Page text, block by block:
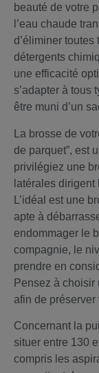
beauté de votre
l’eau chaude
d’éliminer
détergents
une efficacité
s’adapter à tous
être muni d’un
La brosse de
de parquet”, est
privilégiez une
latérales
L’idéal est une
apte à
endommager le
compagnie, le
prendre en
Pensez à
afin de préserver
Concernant la
situer entre 130
compris les